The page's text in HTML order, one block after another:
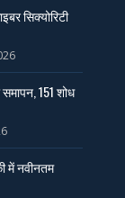
सिक्योरिटी
151 शोध
में नवीनतम